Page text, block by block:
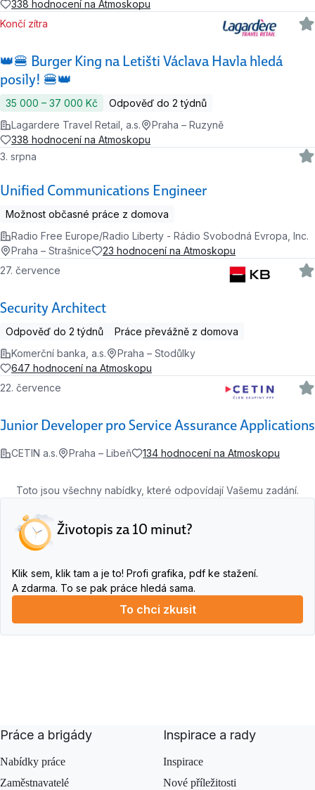
338 hodnocení na Atmoskopu
👑🍔 Burger King na Letišti Václava Havla hledá
posily! 🍔👑
Končí zítra
35 000 ‍–‍ 37 000 Kč
Odpověď do 2 týdnů
Lagardere Travel Retail, a.s.
Praha – Ruzyně
338 hodnocení na Atmoskopu
Unified Communications Engineer
3. srpna
Možnost občasné práce z domova
Radio Free Europe/Radio Liberty - Rádio Svobodná Evropa, Inc.
Praha – Strašnice
23 hodnocení na Atmoskopu
Security Architect
27. července
Odpověď do 2 týdnů
Práce převážně z domova
Komerční banka, a.s.
Praha – Stodůlky
647 hodnocení na Atmoskopu
Junior Developer pro Service Assurance Applications
22. července
CETIN a.s. Praha – Libeň 134 hodnocení na Atmoskopu
Toto jsou všechny nabídky, které odpovídají Vašemu zadání.
Životopis za 10 minut?
Klik sem, klik tam a je to! Profi grafika, pdf ke stažení.
A zdarma. To se pak práce hledá sama.
To chci zkusit
Práce a brigády
Nabídky práce
Zaměstnavatelé
Inspirace a rady
Inspirace
Nové příležitosti